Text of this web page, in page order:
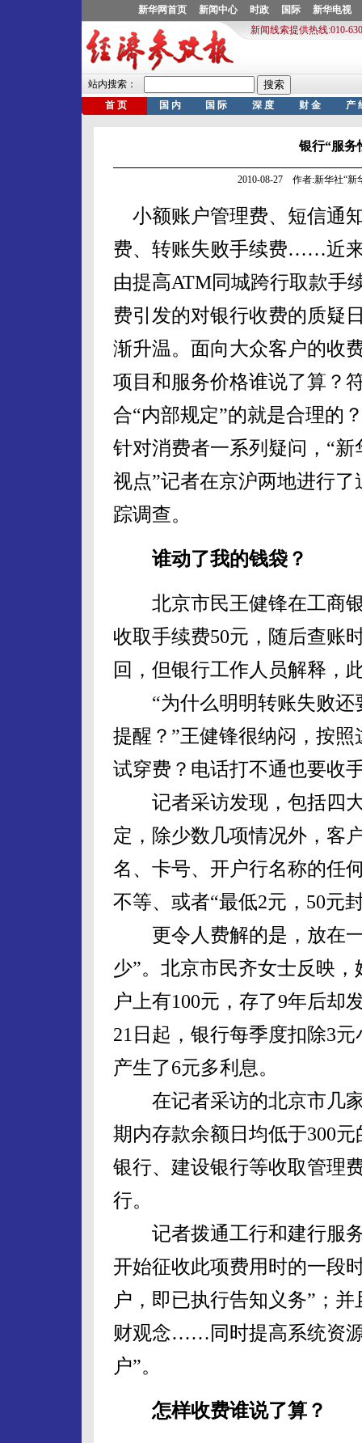
银行“服务
2010-08-27 作者:新华社“新
小额账户管理费、短信通
费、转账失败手续费……近
由提高ATM同城跨行取款手
费引发的对银行收费的质疑
渐升温。面向大众客户的收
项目和服务价格谁说了算？
合“内部规定”的就是合理的
针对消费者一系列疑问，“新
视点”记者在京沪两地进行了
踪调查。
谁动了我的钱袋？
北京市民王健锋在工商银
收取手续费50元，随后查账
回，但银行工作人员解释，
“为什么明明转账失败还
提醒？”王健锋很纳闷，按
试穿费？电话打不通也要收
记者采访发现，包括四大
定，除少数几项情况外，客
名、卡号、开户行名称的任
不等、或者“最低2元，50元
更令人费解的是，放在一
少”。北京市民齐女士反映
户上有100元，存了9年后却
21日起，银行每季度扣除3
产生了6元多利息。
在记者采访的北京市几家
期内存款余额日均低于300
银行、建设银行等收取管理
行。
记者拨通工行和建行服务
开始征收此项费用时的一段
户，即已执行告知义务”；
财观念……同时提高系统资
户”。
怎样收费谁说了算？